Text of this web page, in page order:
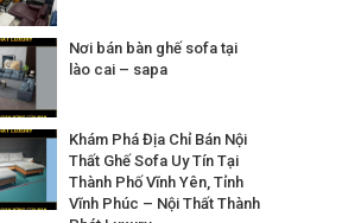
Nơi bán bàn ghế sofa tại
lào cai – sapa
Khám Phá Địa Chỉ Bán Nội
Thất Ghế Sofa Uy Tín Tại
Thành Phố Vĩnh Yên, Tỉnh
Vĩnh Phúc – Nội Thất Thành